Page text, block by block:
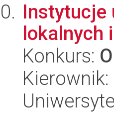
Instytucje
lokalnych
Konkurs:
Kierownik: